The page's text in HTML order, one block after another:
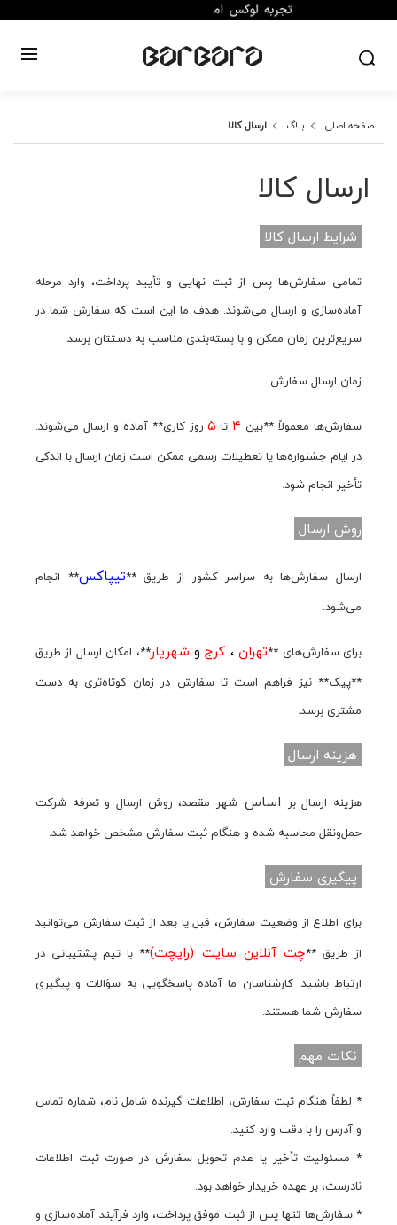
صفحه اصلی بلاگ ارسال کالا
ارسال کالا
شرایط ارسال کالا
تمامی سفارش‌ها پس از ثبت نهایی و تأیید پرداخت، وارد مرحله
آماده‌سازی و ارسال می‌شوند. هدف ما این است که سفارش شما در
سریع‌ترین زمان ممکن و با بسته‌بندی مناسب به دستتان برسد.
زمان ارسال سفارش
سفارش‌ها معمولاً **بین ۴ تا ۵روز کاری** آماده و ارسال می‌شوند.
در ایام جشنواره‌ها یا تعطیلات رسمی ممکن است زمان ارسال با اندکی
تأخیر انجام شود.
روش ارسال
ارسال سفارش‌ها به سراسر کشور از طریق **تیپاکس** انجام
می‌شود.
برای سفارش‌های **تهران، کرج وشهریار**، امکان ارسال از طریق
**پیک** نیز فراهم است تا سفارش در زمان کوتاه‌تری به دست
مشتری برسد.
هزینه ارسال
هزینه ارسال بر اساس شهر مقصد، روش ارسال و تعرفه شرکت
حمل‌ونقل محاسبه شده و هنگام ثبت سفارش مشخص خواهد شد.
پیگیری سفارش
برای اطلاع از وضعیت سفارش، قبل یا بعد از ثبت سفارش می‌توانید
از طریق **چت آنلاین سایت (رایچت)** با تیم پشتیبانی در
ارتباط باشید. کارشناسان ما آماده پاسخگویی به سؤالات و پیگیری
سفارش شما هستند.
نکات مهم
* لطفاً هنگام ثبت سفارش، اطلاعات گیرنده شامل نام، شماره تماس
و آدرس را با دقت وارد کنید.
* مسئولیت تأخیر یا عدم تحویل سفارش در صورت ثبت اطلاعات
نادرست، بر عهده خریدار خواهد بود.
* سفارش‌ها تنها پس از ثبت موفق پرداخت، وارد فرآیند آماده‌سازی و